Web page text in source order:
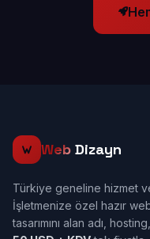
Web Dizayn
Türkiye geneline hizmet
İşletmenize özel hazır
tasarımını alan adı,